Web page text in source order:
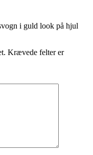
i guld look på hjul
Krævede felter er